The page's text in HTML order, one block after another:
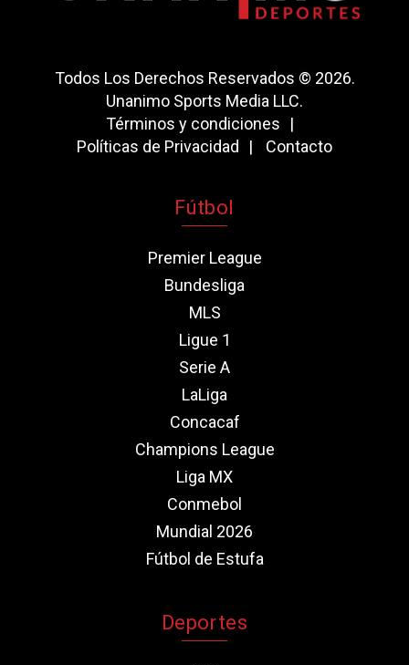
Todos Los Derechos Reservados © 2026.
Unanimo Sports Media LLC.
Términos y condiciones
Políticas de Privacidad
Contacto
Fútbol
Premier League
Bundesliga
MLS
Ligue 1
Serie A
LaLiga
Concacaf
Champions League
Liga MX
Conmebol
Mundial 2026
Fútbol de Estufa
Deportes